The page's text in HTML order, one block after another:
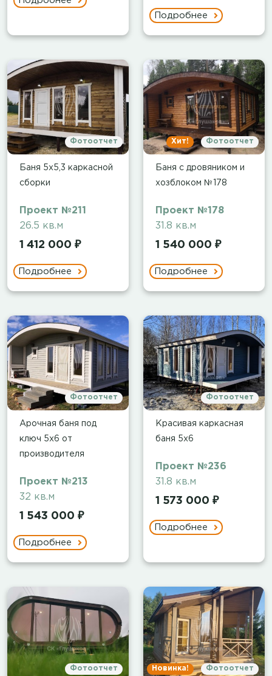
Подробнее
Фотоотчет
Баня 5х5,3 каркасной
сборки
Проект №211
26.5 кв.м
1 412 000 ₽
Подробнее
Хит! Фотоотчет
Баня с дровяником и
хозблоком №178
Проект №178
31.8 кв.м
1 540 000 ₽
Подробнее
Фотоотчет
Арочная баня под
ключ 5х6 от
производителя
Проект №213
32 кв.м
1 543 000 ₽
Подробнее
Фотоотчет
Красивая каркасная
баня 5х6
Проект №236
31.8 кв.м
1 573 000 ₽
Подробнее
Фотоотчет Новинка! Фотоотчет